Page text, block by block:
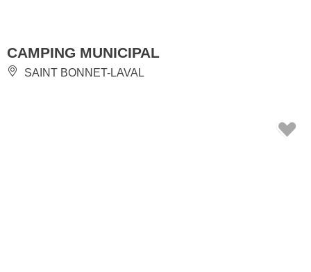
CAMPING MUNICIPAL
SAINT BONNET-LAVAL